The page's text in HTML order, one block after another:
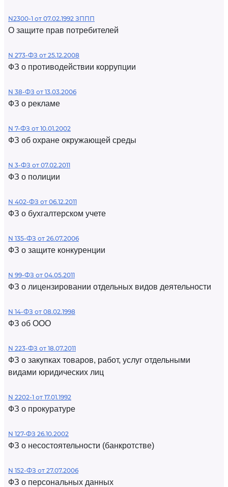
N2300-1 от 07.02.1992 ЗППП
О защите прав потребителей
N 273-ФЗ от 25.12.2008
ФЗ о противодействии коррупции
N 38-ФЗ от 13.03.2006
ФЗ о рекламе
N 7-ФЗ от 10.01.2002
ФЗ об охране окружающей среды
N 3-ФЗ от 07.02.2011
ФЗ о полиции
N 402-ФЗ от 06.12.2011
ФЗ о бухгалтерском учете
N 135-ФЗ от 26.07.2006
ФЗ о защите конкуренции
N 99-ФЗ от 04.05.2011
ФЗ о лицензировании отдельных видов деятельности
N 14-ФЗ от 08.02.1998
ФЗ об ООО
N 223-ФЗ от 18.07.2011
ФЗ о закупках товаров, работ, услуг отдельными
видами юридических лиц
N 2202-1 от 17.01.1992
ФЗ о прокуратуре
N 127-ФЗ 26.10.2002
ФЗ о несостоятельности (банкротстве)
N 152-ФЗ от 27.07.2006
ФЗ о персональных данных